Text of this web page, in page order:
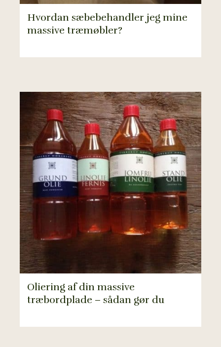
Hvordan sæbebehandler jeg mine
massive træmøbler?
Oliering af din massive
træbordplade – sådan gør du